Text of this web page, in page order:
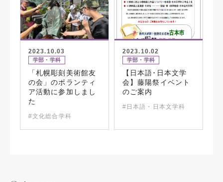
2023.10.03
学部・学科
「札幌彫刻美術館友
の会」のボランティ
ア活動に参加しまし
た
#文化総合学科
2023.10.02
学部・学科
【日本語･日本文学
会】藤陽祭イベント
のご案内
#日本語・日本文学科